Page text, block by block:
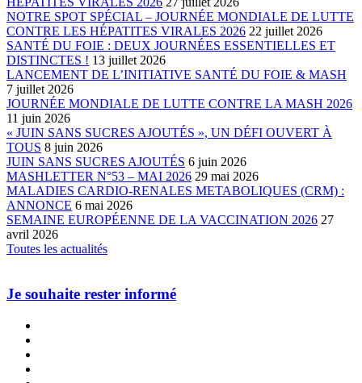
NOTRE SPOT SPÉCIAL – JOURNÉE MONDIALE DE LUTTE
CONTRE LES HÉPATITES VIRALES 2026 22 juillet 2026
SANTÉ DU FOIE : DEUX JOURNÉES ESSENTIELLES ET
DISTINCTES ! 13 juillet 2026
LANCEMENT DE L’INITIATIVE SANTÉ DU FOIE & MASH
7 juillet 2026
JOURNÉE MONDIALE DE LUTTE CONTRE LA MASH 2026
11 juin 2026
« JUIN SANS SUCRES AJOUTÉS », UN DÉFI OUVERT À
TOUS 8 juin 2026
JUIN SANS SUCRES AJOUTÉS 6 juin 2026
MASHLETTER N°53 – MAI 2026 29 mai 2026
MALADIES CARDIO-RENALES METABOLIQUES (CRM) :
ANNONCE 6 mai 2026
SEMAINE EUROPÉENNE DE LA VACCINATION 2026 27
avril 2026
Toutes les actualités
Je souhaite rester informé